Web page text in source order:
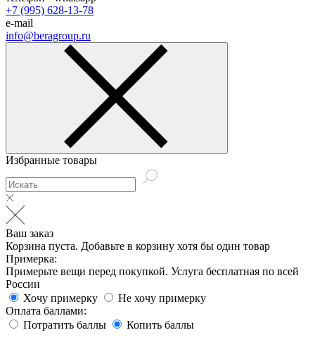
+7 (995) 628-13-78
e-mail
info@beragroup.ru
Избранные товары
Ваш заказ
Корзина пуста. Добавьте в корзину хотя бы один товар
Примерка:
Примерьте вещи перед покупкой. Услуга бесплатная по всей
России
Хочу примерку
Не хочу примерку
Оплата баллами:
Потратить баллы
Копить баллы